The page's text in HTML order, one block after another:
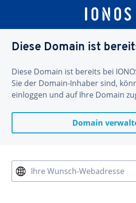
Diese Domain ist
Diese Domain ist bereits bei
Sie der Domain-Inhaber sind,
einloggen und auf Ihre Domain
Domain
Ihre Wunsch-Webadresse